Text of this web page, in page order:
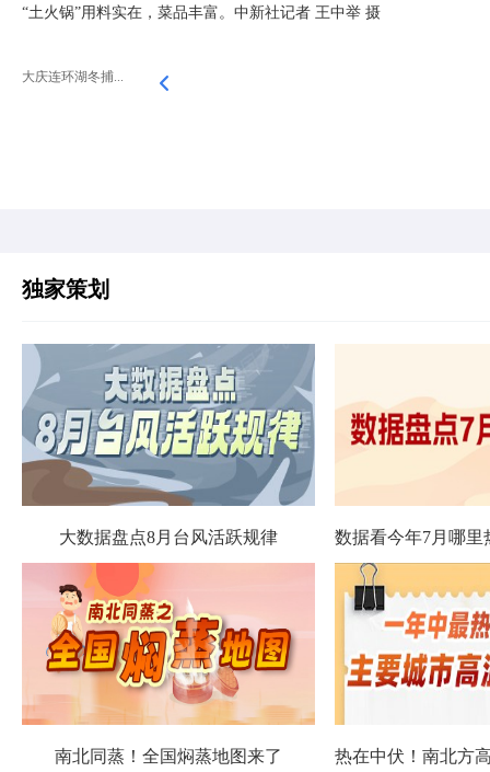
“土火锅”用料实在，菜品丰富。中新社记者 王中举 摄
大庆连环湖冬捕...
独家策划
大数据盘点8月台风活跃规律
南北同蒸！全国焖蒸地图来了